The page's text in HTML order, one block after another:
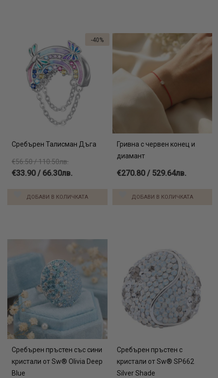
Сребърен Талисман Дъга
€56.50 / 110.50лв.
€33.90 / 66.30лв.
ДОБАВИ В КОЛИЧКАТА
-40%
Гривна с червен конец и
диамант
€270.80 / 529.64лв.
ДОБАВИ В КОЛИЧКАТА
Сребърен пръстен със сини
кристали от Sw® Olivia Deep
Blue
Сребърен пръстен с
кристали от Sw® SP662
Silver Shade